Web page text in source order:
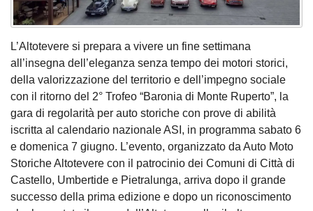
L’Altotevere si prepara a vivere un fine settimana
all’insegna dell’eleganza senza tempo dei motori storici,
della valorizzazione del territorio e dell’impegno sociale
con il ritorno del 2° Trofeo “Baronia di Monte Ruperto”, la
gara di regolarità per auto storiche con prove di abilità
iscritta al calendario nazionale ASI, in programma sabato 6
e domenica 7 giugno. L’evento, organizzato da Auto Moto
Storiche Altotevere con il patrocinio dei Comuni di Città di
Castello, Umbertide e Pietralunga, arriva dopo il grande
successo della prima edizione e dopo un riconoscimento